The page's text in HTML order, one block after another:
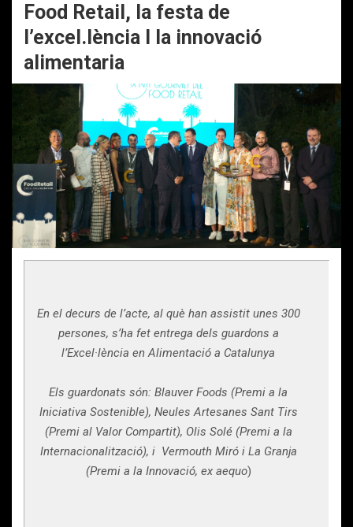
Food Retail, la festa de
l’excel.lència I la innovació
alimentaria
En el decurs de l’acte, al què han assistit unes 300
persones, s’ha fet entrega dels guardons a
l’Excel·lència en Alimentació a Catalunya
Els guardonats són: Blauver Foods (Premi a la
Iniciativa Sostenible), Neules Artesanes Sant Tirs
(Premi al Valor Compartit), Olis Solé (Premi a la
Internacionalització), i Vermouth Miró i La Granja
(Premi a la Innovació, ex aequo)